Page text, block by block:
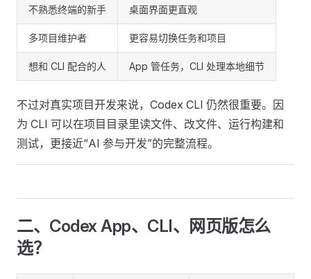
不熟悉终端的新手 桌面界面更直观
多项目维护者 更容易切换任务和项目
想和 CLI 配合的人 App 管任务，CLI 处理本地细节
不过对真实项目开发来说，Codex CLI 仍然很重要。因
为 CLI 可以在项目目录里读文件、改文件、运行构建和
测试，更接近“AI 参与开发”的完整流程。
二、Codex App、CLI、网页版怎么
选？